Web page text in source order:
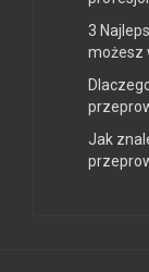
3
możesz
Jak